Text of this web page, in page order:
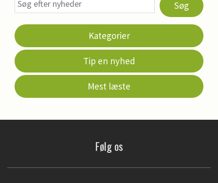
Søg
Kategorier
Tip en nyhed
Mest læste
Følg os